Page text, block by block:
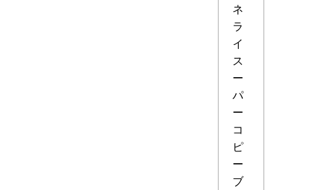
ネ
ラ
イ
ス
ー
パ
ー
コ
ピ
ー
ブ